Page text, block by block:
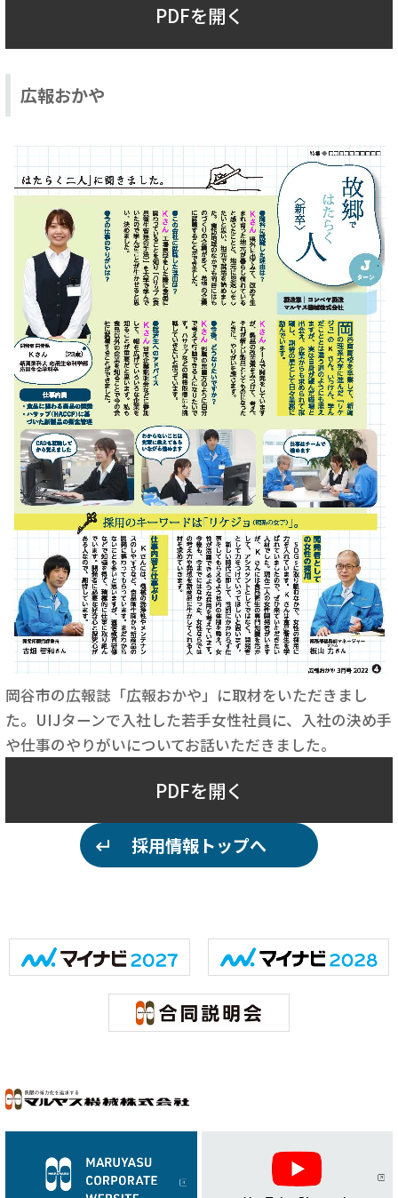
PDFを開く
広報おかや
岡谷市の広報誌「広報おかや」に取材をいただきまし
た。UIJターンで入社した若手女性社員に、入社の決め手
や仕事のやりがいについてお話いただきました。
PDFを開く
採用情報トップへ